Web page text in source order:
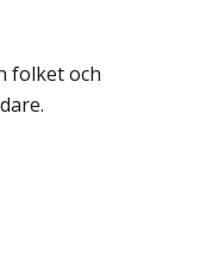
folket och